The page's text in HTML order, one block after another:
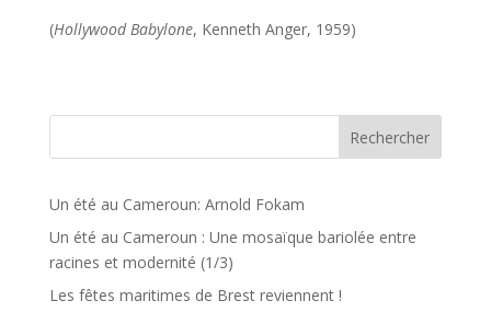
(Hollywood Babylone, Kenneth Anger, 1959)
Rechercher
Un été au Cameroun: Arnold Fokam
Un été au Cameroun : Une mosaïque bariolée entre
racines et modernité (1/3)
Les fêtes maritimes de Brest reviennent !